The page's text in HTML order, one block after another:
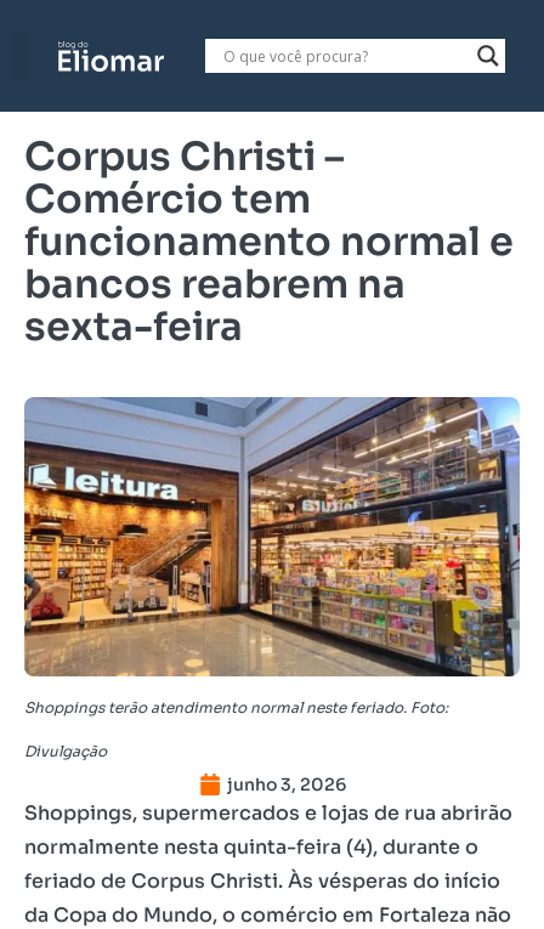
Corpus Christi –
Comércio tem
funcionamento normal e
bancos reabrem na
sexta-feira
Shoppings terão atendimento normal neste feriado. Foto:
Divulgação
junho 3, 2026
Shoppings, supermercados e lojas de rua abrirão
normalmente nesta quinta-feira (4), durante o
feriado de Corpus Christi. Às vésperas do início
da Copa do Mundo, o comércio em Fortaleza não